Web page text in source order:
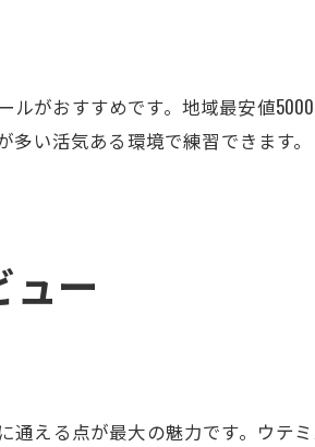
がおすすめです。地域最安値
い活気ある環境で練習できます
ー
える点が最大の魅力です。ウテ